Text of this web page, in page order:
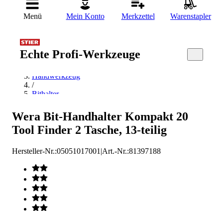
Menü Mein Konto Merkzettel Warenstapler
Echte Profi-Werkzeuge
Startseite
Handwerkzeug
/
Bithalter
Wera Bithalter
Wera Bit-Handhalter Kompakt 20
Tool Finder 2 Tasche, 13-teilig
Hersteller-Nr.:05051017001 |Art.-Nr.:81397188